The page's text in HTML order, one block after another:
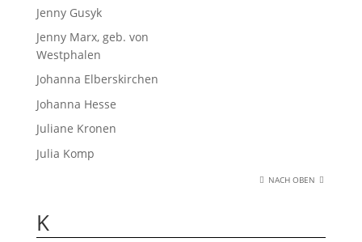
Jenny Gusyk
Jenny Marx, geb. von
Westphalen
Johanna Elberskirchen
Johanna Hesse
Juliane Kronen
Julia Komp
NACH OBEN
K